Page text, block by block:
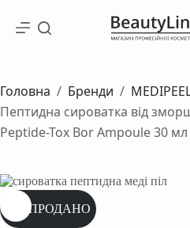
вмісту
Головна / Бренди /
Пептидна сироватка від
Peptide-Tox Bor Ampoule 30 мл
РОЗПРОДАНО